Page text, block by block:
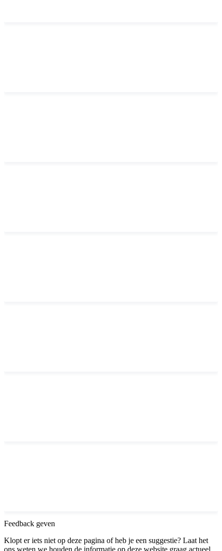
Feedback geven
Klopt er iets niet op deze pagina of heb je een suggestie? Laat het